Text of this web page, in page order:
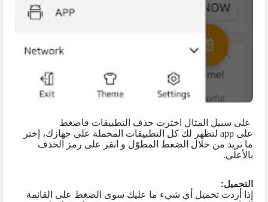
على سبيل المثال اخترت حذف التطبيقات فاضغط
على app لتظهر لك كل التطبيقات المحملة على جهازك، إختر
ما تريد من خلال الضغط المطوّل و انقر على رمز الحذف
بالأعلى.
التحميل:
إذا أردت تحميل أي شيء ما عليك سوى الضغط على القائمة